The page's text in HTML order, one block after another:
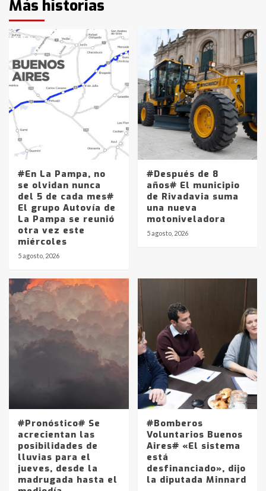
Más historias
#En La Pampa, no
se olvidan nunca
del 5 de cada mes#
El grupo Autovía de
La Pampa se reunió
otra vez este
miércoles
5 agosto, 2026
#Después de 8
años# El municipio
de Rivadavia suma
una nueva
motoniveladora
5 agosto, 2026
#Pronóstico# Se
acrecientan las
posibilidades de
lluvias para el
jueves, desde la
madrugada hasta el
#Bomberos
Voluntarios Buenos
Aires# «El sistema
está
desfinanciado», dijo
la diputada Minnard